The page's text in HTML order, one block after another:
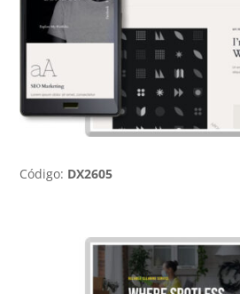
Código: DX2605